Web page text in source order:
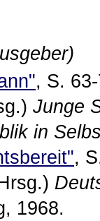
, S.
Junge
in
,
1968.